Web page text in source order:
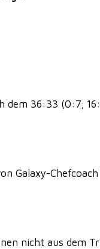
dem 36:33 (0:7;
Galaxy-
nicht aus dem